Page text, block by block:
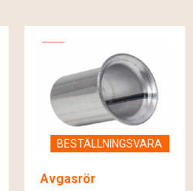
BESTÄLLNINGSVARA
Avgasrör